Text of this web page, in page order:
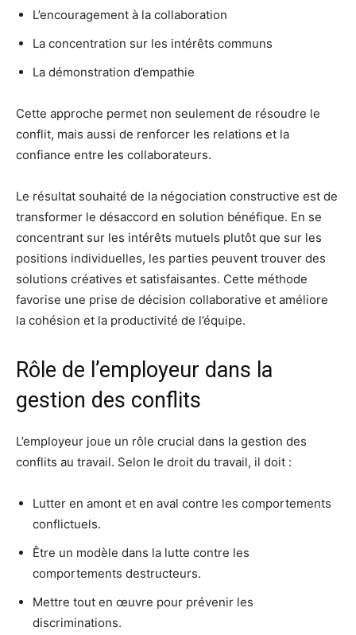
L’encouragement à la collaboration
La concentration sur les intérêts communs
La démonstration d’empathie
Cette approche permet non seulement de résoudre le
conflit, mais aussi de renforcer les relations et la
confiance entre les collaborateurs.
Le résultat souhaité de la négociation constructive est de
transformer le désaccord en solution bénéfique. En se
concentrant sur les intérêts mutuels plutôt que sur les
positions individuelles, les parties peuvent trouver des
solutions créatives et satisfaisantes. Cette méthode
favorise une prise de décision collaborative et améliore
la cohésion et la productivité de l’équipe.
Rôle de l’employeur dans la
gestion des conflits
L’employeur joue un rôle crucial dans la gestion des
conflits au travail. Selon le droit du travail, il doit :
Lutter en amont et en aval contre les comportements
conflictuels.
Être un modèle dans la lutte contre les
comportements destructeurs.
Mettre tout en œuvre pour prévenir les
discriminations.